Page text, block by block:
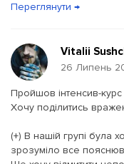
Переглянути →
Vitalii
26 Липень
Пройшов інтенсив-
Хочу поділитись
(+) В нашій групі була
зрозуміло все